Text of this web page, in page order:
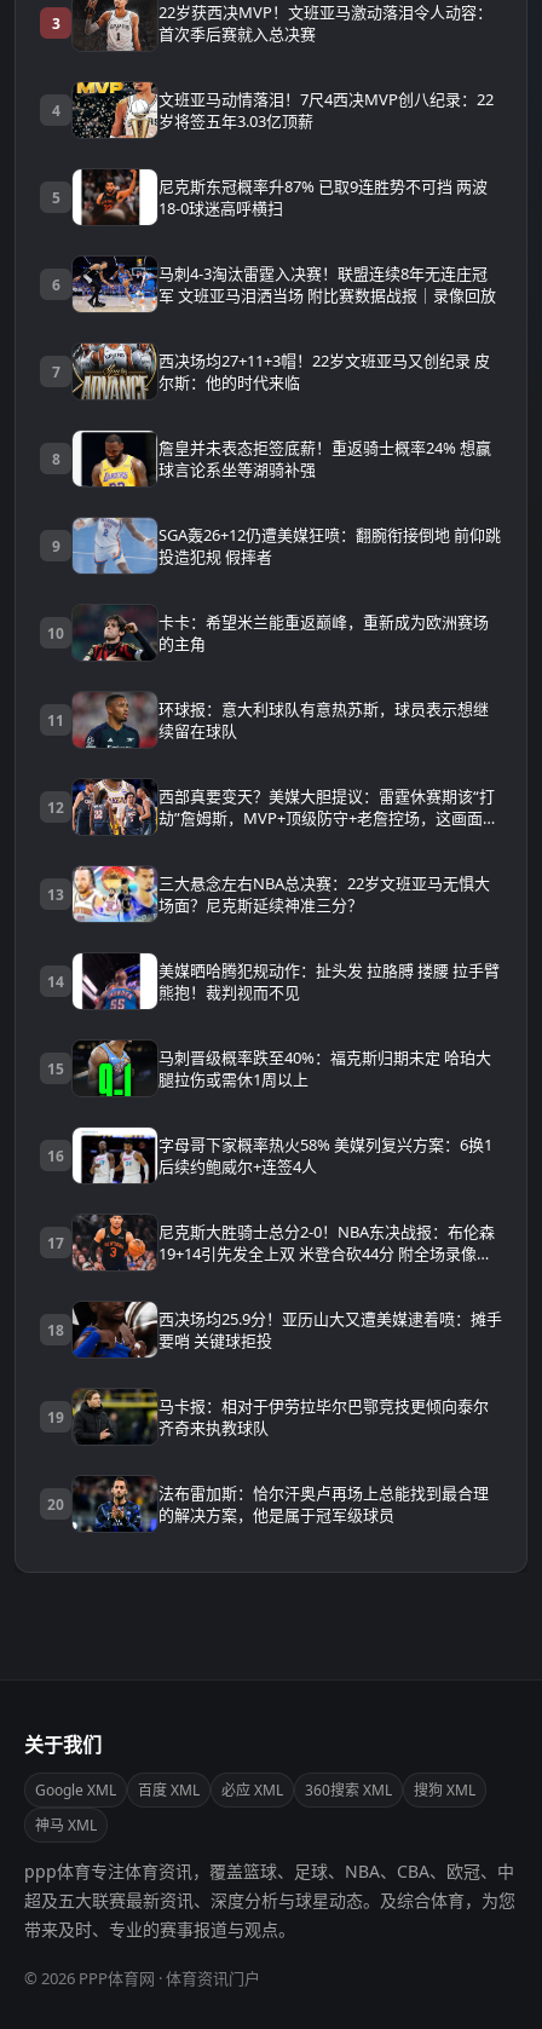
3
22岁获西决MVP！文班亚马激动落泪令人动容：
首次季后赛就入总决赛
4
文班亚马动情落泪！7尺4西决MVP创八纪录：22
岁将签五年3.03亿顶薪
5
尼克斯东冠概率升87% 已取9连胜势不可挡 两波
18-0球迷高呼横扫
6
马刺4-3淘汰雷霆入决赛！联盟连续8年无连庄冠
军 文班亚马泪洒当场 附比赛数据战报｜录像回放
7
西决场均27+11+3帽！22岁文班亚马又创纪录 皮
尔斯：他的时代来临
8
詹皇并未表态拒签底薪！重返骑士概率24% 想赢
球言论系坐等湖骑补强
9
SGA轰26+12仍遭美媒狂喷：翻腕衔接倒地 前仰跳
投造犯规 假摔者
10
卡卡：希望米兰能重返巅峰，重新成为欧洲赛场
的主角
11
环球报：意大利球队有意热苏斯，球员表示想继
续留在球队
12
西部真要变天？美媒大胆提议：雷霆休赛期该“打
劫”詹姆斯，MVP+顶级防守+老詹控场，这画面太
13
三大悬念左右NBA总决赛：22岁文班亚马无惧大
场面？尼克斯延续神准三分？
14
美媒晒哈腾犯规动作：扯头发 拉胳膊 搂腰 拉手臂
熊抱！裁判视而不见
15
马刺晋级概率跌至40%：福克斯归期未定 哈珀大
腿拉伤或需休1周以上
16
字母哥下家概率热火58% 美媒列复兴方案：6换1
后续约鲍威尔+连签4人
17
尼克斯大胜骑士总分2-0！NBA东决战报：布伦森
19+14引先发全上双 米登合砍44分 附全场录像回
18
西决场均25.9分！亚历山大又遭美媒逮着喷：摊手
要哨 关键球拒投
19
马卡报：相对于伊劳拉毕尔巴鄂竞技更倾向泰尔
齐奇来执教球队
20
法布雷加斯：恰尔汗奥卢再场上总能找到最合理
的解决方案，他是属于冠军级球员
关于我们
Google XML 百度 XML 必应 XML 360搜索 XML
搜狗 XML
神马 XML
ppp体育专注体育资讯，覆盖篮球、足球、NBA、CBA、欧冠、中
超及五大联赛最新资讯、深度分析与球星动态。及综合体育，为您
带来及时、专业的赛事报道与观点。
© 2026 PPP体育网 · 体育资讯门户